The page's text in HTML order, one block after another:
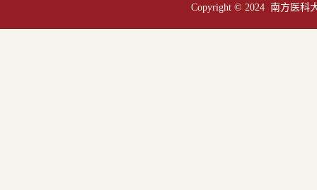
Copyright © 2024 南方医科